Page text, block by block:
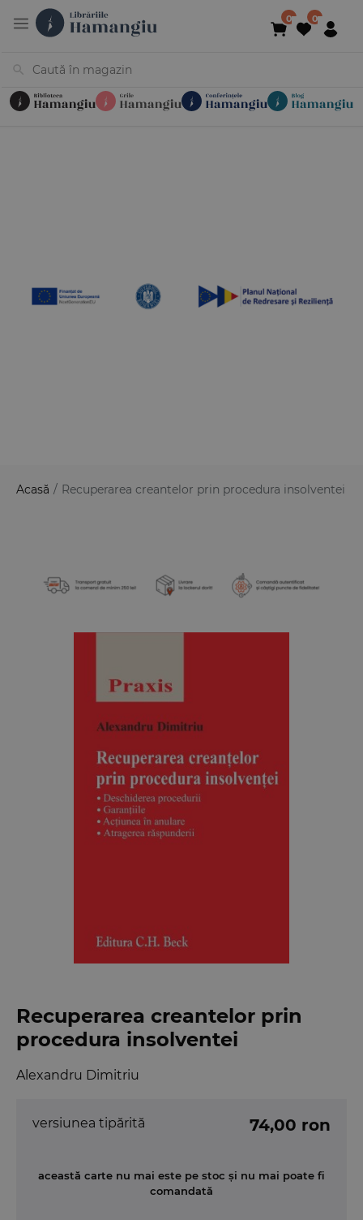
Acasă / Recuperarea creantelor prin procedura insolventei
Recuperarea creantelor prin
procedura insolventei
Alexandru Dimitriu
versiunea tipărită 74,00 ron
această carte nu mai este pe stoc și nu mai poate fi
comandată